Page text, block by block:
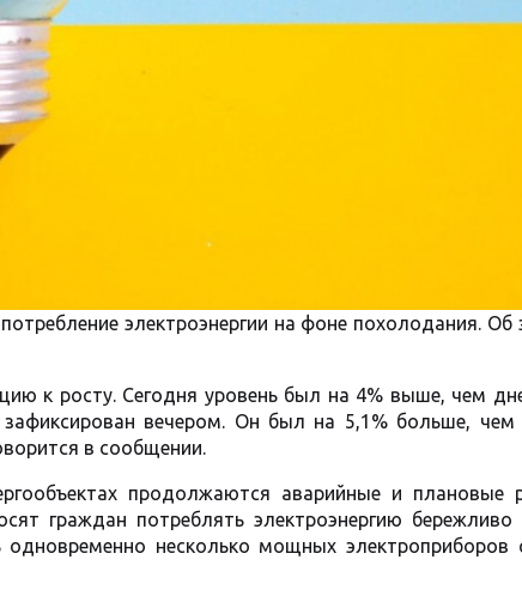
электроэнергии на фоне похолодания.
к росту. Сегодня уровень был на 4% выше, чем
вечером. Он был на 5,1% больше,
в сообщении.
продолжаются аварийные и плановые
граждан потреблять электроэнергию бережливо
несколько мощных электроприборов